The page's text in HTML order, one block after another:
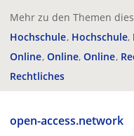
Mehr zu den Themen
Hochschule Hochschule
Online Online Online
Rechtliches
open-access.network